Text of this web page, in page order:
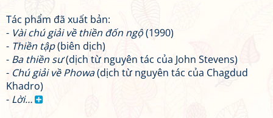
Tác phẩm đã xuất bản:
- Vài chú giải về thiền đốn ngộ(1990)
- Thiền tập(biên dịch)
- Ba thiền sư(dịch từ nguyên tác của John Stevens)
- Chú giải về Phowa(dịch từ nguyên tác của Chagdud
Khadro)
- Lời…